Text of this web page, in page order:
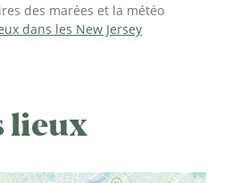
des marées et la météo
dans les New Jersey
lieux